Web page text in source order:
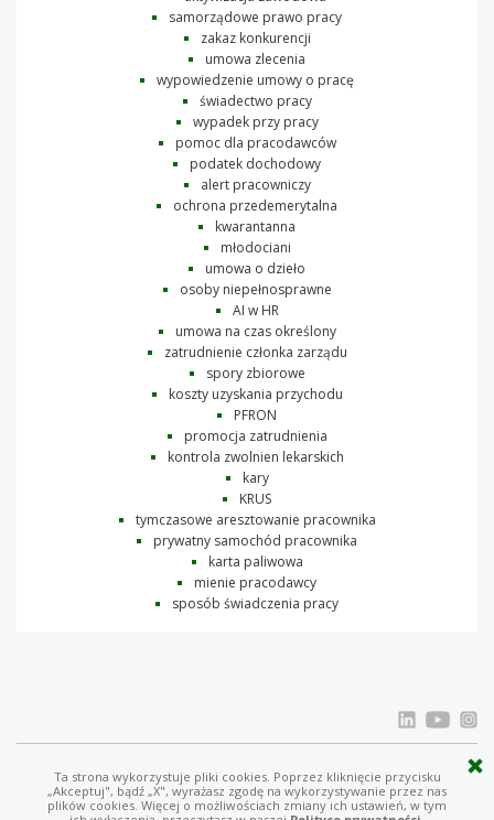
samorządowe prawo pracy
zakaz konkurencji
umowa zlecenia
wypowiedzenie umowy o pracę
świadectwo pracy
wypadek przy pracy
pomoc dla pracodawców
podatek dochodowy
alert pracowniczy
ochrona przedemerytalna
kwarantanna
młodociani
umowa o dzieło
osoby niepełnosprawne
AI w HR
umowa na czas określony
zatrudnienie członka zarządu
spory zbiorowe
koszty uzyskania przychodu
PFRON
promocja zatrudnienia
kontrola zwolnien lekarskich
kary
KRUS
tymczasowe aresztowanie pracownika
prywatny samochód pracownika
karta paliwowa
mienie pracodawcy
sposób świadczenia pracy
© Ostrowski i Wspólnicy | www.ostrowski.legal| Wszystkie prawa zastrzeżone
Licznik odwiedziń: 1556093
Ta strona wykorzystuje pliki cookies. Poprzez kliknięcie przycisku
„Akceptuj", bądź „X", wyrażasz zgodę na wykorzystywanie przez nas
plików cookies. Więcej o możliwościach zmiany ich ustawień, w tym